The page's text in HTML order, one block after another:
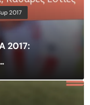
2017
2017: